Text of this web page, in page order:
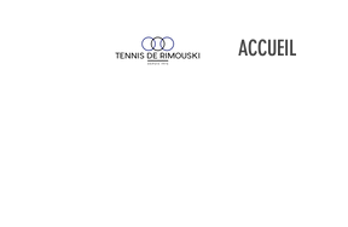
ACCUEIL